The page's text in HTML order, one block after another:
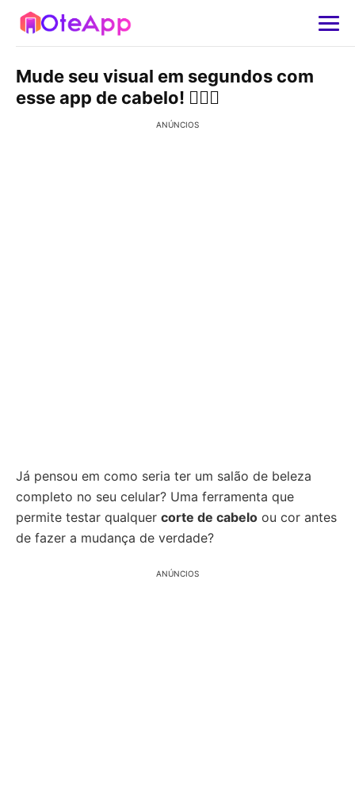
Mude seu visual em segundos com
esse app de cabelo! 💇‍♀️✨
ANÚNCIOS
Já pensou em como seria ter um salão de beleza
completo no seu celular? Uma ferramenta que
permite testar qualquer corte de cabelo ou cor antes
de fazer a mudança de verdade?
ANÚNCIOS